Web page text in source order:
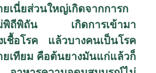
เนี่ยส่วนใหญ่เกิดจากการก
ม่พิถีพิถัน เกิดการเข้ามา
ชื้อโรค แล้วบางคนเป็นโรค
ยเทียม คือต้นยางมันแก่แล้วก็